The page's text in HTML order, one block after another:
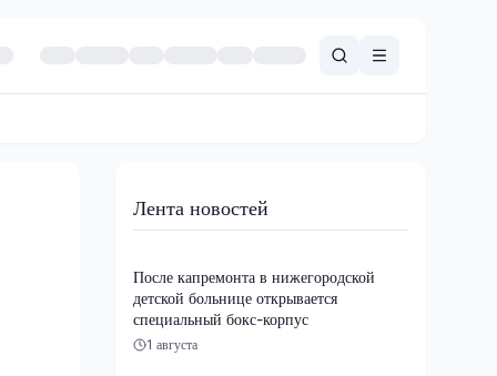
Лента новостей
После капремонта в нижегородской
детской больнице открывается
специальный бокс-корпус
1 августа